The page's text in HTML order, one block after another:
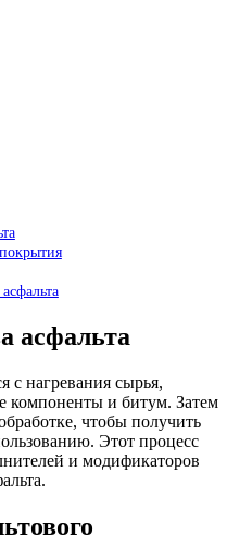
асфальта
с нагревания сырья,
компоненты и битум. Затем
чтобы получить
Этот процесс
и модификаторов